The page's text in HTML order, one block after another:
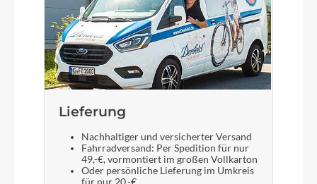
Lieferung
Nachhaltiger und versicherter Versand
Fahrradversand: Per Spedition für nur
49,-€, vormontiert im großen Vollkarton
Oder persönliche Lieferung im Umkreis